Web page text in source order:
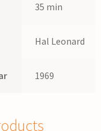
35 min
Hal Leonard
1969